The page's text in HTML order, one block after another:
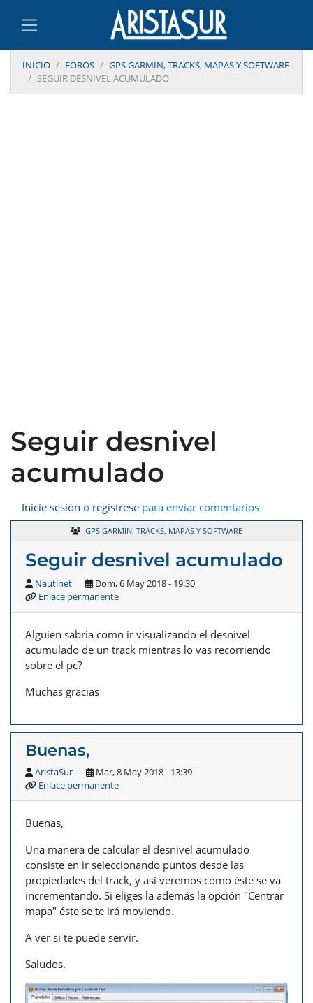
INICIO FOROS
GPS GARMIN, TRACKS, MAPAS Y SOFTWARE
SEGUIR DESNIVEL ACUMULADO
Seguir desnivel
acumulado
Inicie sesión o registrese para enviar comentarios
GPS GARMIN, TRACKS, MAPAS Y SOFTWARE
Seguir desnivel acumulado
Nautinet
Dom, 6 May 2018 - 19:30
Enlace permanente
Alguien sabria como ir visualizando el desnivel
acumulado de un track mientras lo vas recorriendo
sobre el pc?
Muchas gracias
Buenas,
AristaSur
Mar, 8 May 2018 - 13:39
Enlace permanente
Buenas,
Una manera de calcular el desnivel acumulado
consiste en ir seleccionando puntos desde las
propiedades del track, y así veremos cómo éste se va
incrementando. Si eliges la además la opción "Centrar
mapa" éste se te irá moviendo.
A ver si te puede servir.
Saludos.